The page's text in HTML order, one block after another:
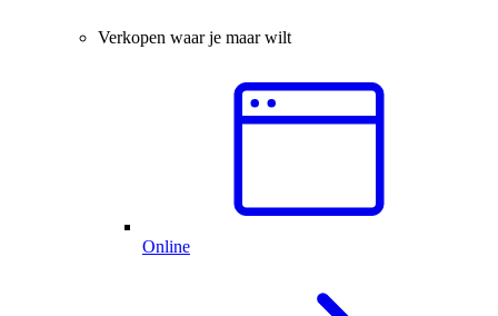
Verkopen waar je maar wilt
Online